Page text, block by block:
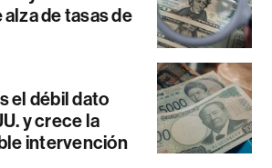
de tasas de
el débil dato
y crece la
intervención